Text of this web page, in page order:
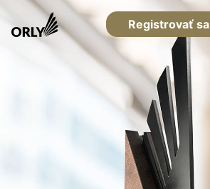
Registrovať sa